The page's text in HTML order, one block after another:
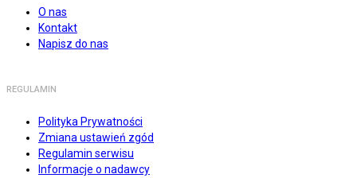
O nas
Kontakt
Napisz do nas
REGULAMIN
Polityka Prywatności
Zmiana ustawień zgód
Regulamin serwisu
Informacje o nadawcy